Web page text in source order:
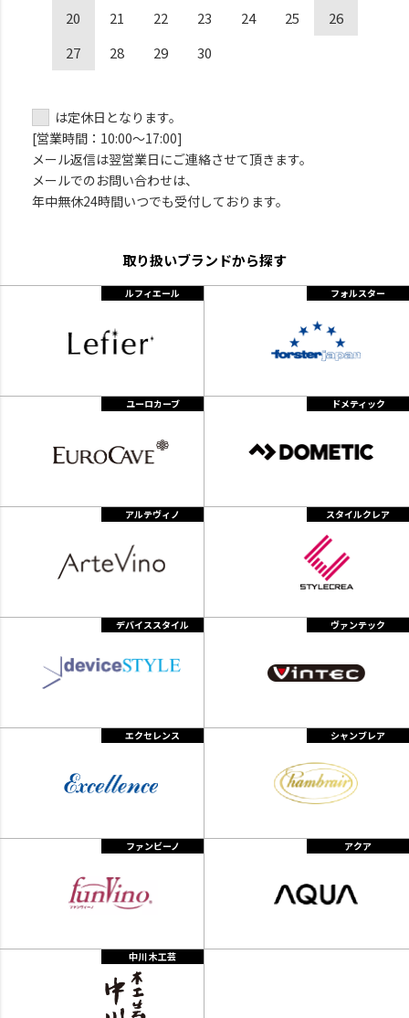
20 21 22 23 24 25
26
27
28 29 30
は定休日となります。
[営業時間：10:00～17:00]
メール返信は翌営業日にご連絡させて頂きます。
メールでのお問い合わせは、
年中無休24時間いつでも受付しております。
取り扱いブランドから探す
ルフィエール フォルスター
ユーロカーブ ドメティック
アルテヴィノ スタイルクレア
デバイススタイル ヴァンテック
エクセレンス シャンブレア
ファンビーノ アクア
中川 木工芸